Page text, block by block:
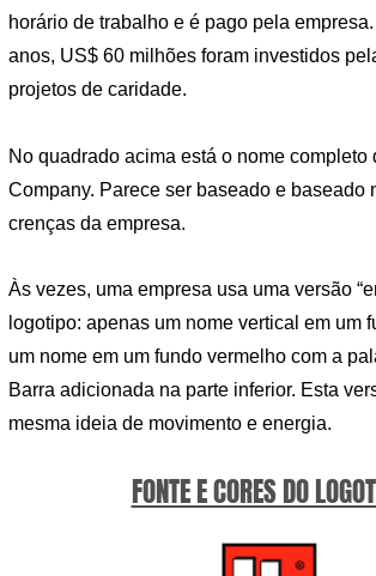
horário de trabalho e é pago pela
anos, US$ 60 milhões foram investidos
projetos de caridade.
No quadrado acima está o nome completo
Company. Parece ser baseado e baseado
crenças da empresa.
Às vezes, uma empresa usa uma versão
logotipo: apenas um nome vertical em um
um nome em um fundo vermelho com a
Barra adicionada na parte inferior. Esta
mesma ideia de movimento e energia.
FONTE E CORES DO